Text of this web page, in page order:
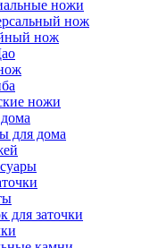
ножи
нож
нож
ножи
для дома
для заточки